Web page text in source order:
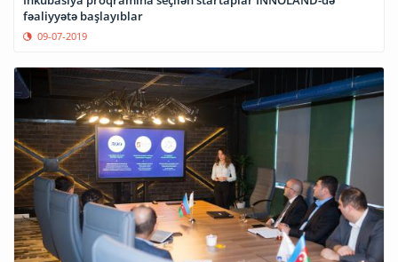
fəaliyyətə başlayıblar
09-07-2019